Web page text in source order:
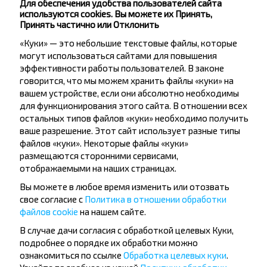
Ивацевичи
Давид-Городок
Хотите
путешествовать
дешевле?
Не пропусти специальные акции, скидки и
другие интересные предложения INFOBUS.
Подпишись на получение новостей и
путешествуй с нами дешевле!
Для обеспечения удобства пользователей сайта
используются cookies. Вы можете их Принять,
Принять частично или Отклонить
«Куки» — это небольшие текстовые файлы, которые
могут использоваться сайтами для повышения
эффективности работы пользователей. В законе
говорится, что мы можем хранить файлы «куки» на
вашем устройстве, если они абсолютно необходимы
для функционирования этого сайта. В отношении всех
остальных типов файлов «куки» необходимо получить
ваше разрешение. Этот сайт использует разные типы
файлов «куки». Некоторые файлы «куки»
размещаются сторонними сервисами,
отображаемыми на наших страницах.
Вы можете в любое время изменить или отозвать
свое согласие с Политика в отношении обработки
файлов cookie на нашем сайте.
В случае дачи согласия с обработкой целевых Куки,
подробнее о порядке их обработки можно
ознакомиться по ссылке Обработка целевых куки.